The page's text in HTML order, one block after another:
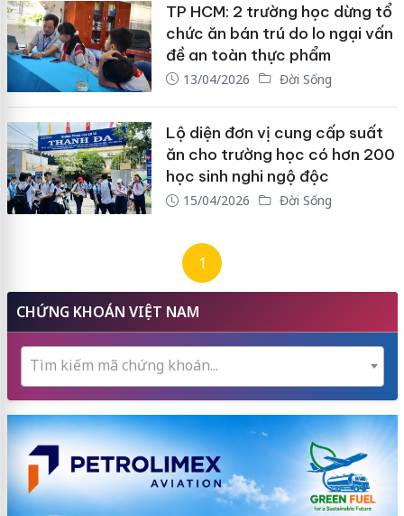
TP HCM: 2 trường học dừng tổ
chức ăn bán trú do lo ngại vấn
đề an toàn thực phẩm
13/04/2026 Đời Sống
Lộ diện đơn vị cung cấp suất
ăn cho trường học có hơn 200
học sinh nghi ngộ độc
15/04/2026 Đời Sống
1
CHỨNG KHOÁN VIỆT NAM
Tìm kiếm mã chứng khoán...